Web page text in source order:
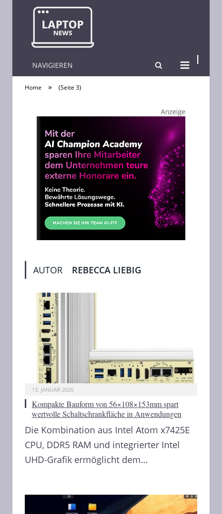
Laptop News
NAVIGIEREN
Home » (Seite 3)
AUTOR REBECCA LIEBIG
13. JANUAR 2026
Kompakte Bauform von 56×108×153mm spart
wertvolle Schaltschrankfläche in Anwendungen
Die Kombination aus Intel Atom x7425E
CPU, DDR5 RAM und integrierter Intel
UHD-Grafik ermöglicht dem…